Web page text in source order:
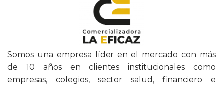
Somos una empresa líder en el mercado con más
de 10 años en clientes institucionales como
empresas, colegios, sector salud, financiero e